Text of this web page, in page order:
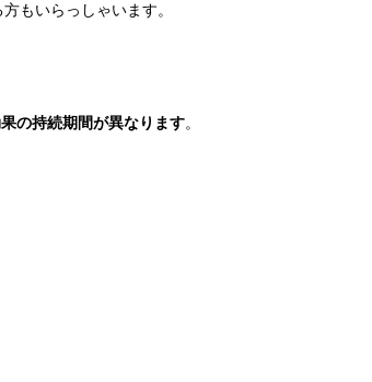
もいらっしゃいます。
の持続期間が異なります。